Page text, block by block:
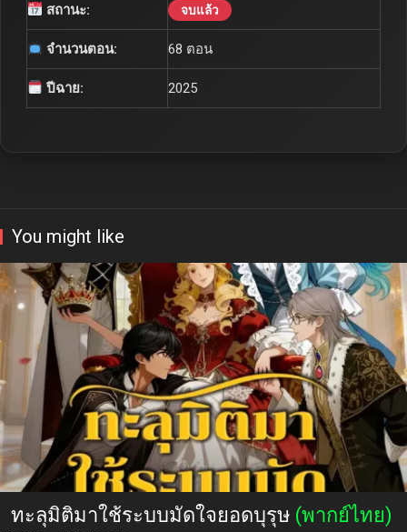
สถานะ: จบแล้ว
จำนวนตอน: 68 ตอน
ปีฉาย: 2025
You might like
ทะลุมิติมาใช้ระบบมัดใจยอดบุรุษ (พากย์ไทย)